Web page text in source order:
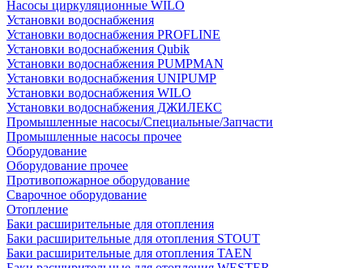
Насосы циркуляционные WILO
Установки водоснабжения
Установки водоснабжения PROFLINE
Установки водоснабжения Qubik
Установки водоснабжения PUMPMAN
Установки водоснабжения UNIPUMP
Установки водоснабжения WILO
Установки водоснабжения ДЖИЛЕКС
Промышленные насосы/Специальные/Запчасти
Промышленные насосы прочее
Оборудование
Оборудование прочее
Противопожарное оборудование
Сварочное оборудование
Отопление
Баки расширительные для отопления
Баки расширительные для отопления STOUT
Баки расширительные для отопления TAEN